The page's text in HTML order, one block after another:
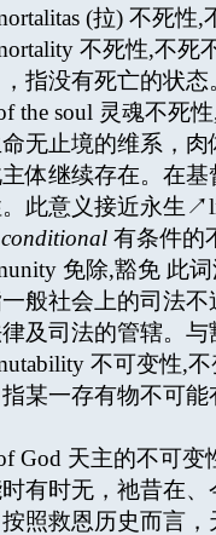
(拉) 不死
不死性,不死
指没有死亡的状态
the soul 灵魂不死
无止境的维系，
体继续存在。在
此意义接近永生
conditional有条件的
免除,豁免 此
般社会上的司法
律及司法的管辖。
不可变性,
某一存有物不可
God 天主的不可
有时无，祂昔在
照救恩历史而言